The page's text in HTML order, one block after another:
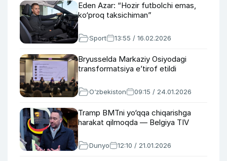
Eden Azar: “Hozir futbolchi emas,
ko‘proq taksichiman”
Sport 13:55 / 16.02.2026
Bryusselda Markaziy Osiyodagi
transformatsiya e’tirof etildi
O‘zbekiston 09:15 / 24.01.2026
Tramp BMTni yo‘qqa chiqarishga
harakat qilmoqda — Belgiya TIV
Dunyo 12:10 / 21.01.2026